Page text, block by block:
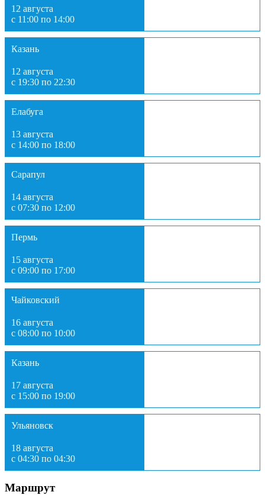
12 августа
с 11:00 по 14:00
Казань
12 августа
с 19:30 по 22:30
Елабуга
13 августа
с 14:00 по 18:00
Сарапул
14 августа
с 07:30 по 12:00
Пермь
15 августа
с 09:00 по 17:00
Чайковский
16 августа
с 08:00 по 10:00
Казань
17 августа
с 15:00 по 19:00
Ульяновск
18 августа
с 04:30 по 04:30
Маршрут